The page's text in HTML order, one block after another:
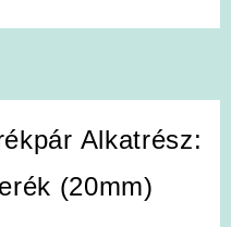
Alkatrész:
(20mm)